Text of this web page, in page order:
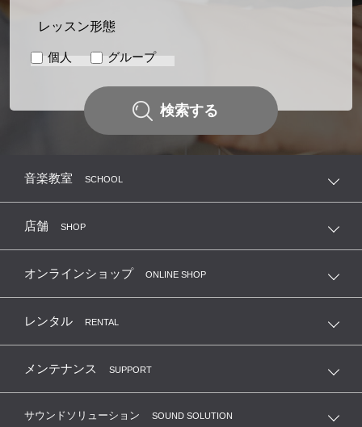
講師
レッスン料
レッスン時間
入会金
11:30～20:30
✕ ✕
講師
土田直之 平井貴
レッスン料
月謝 ¥8,030〜
入会金 ¥8,800 ¥8,800
月 火 水
金 土
レッスン形態
個人 グループ
検索する
音楽教室 SCHOOL
店舗 SHOP
オンラインショップ ONLINE SHOP
レンタル RENTAL
メンテナンス SUPPORT
サウンドソリューション SOUND SOLUTION